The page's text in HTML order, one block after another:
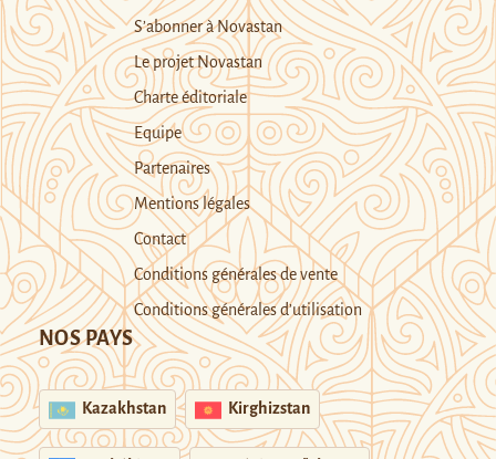
S’abonner à Novastan
Le projet Novastan
Charte éditoriale
Equipe
Partenaires
Mentions légales
Contact
Conditions générales de vente
Conditions générales d’utilisation
NOS PAYS
Kazakhstan Kirghizstan